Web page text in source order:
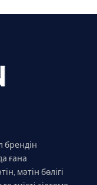
брендін
ғана
мәтін бөлігі